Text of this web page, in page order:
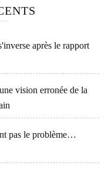
après le rapport
vision erronée de la
pas le problème…